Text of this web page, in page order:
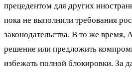
прецедентом для других
пока не выполнили требования
законодательства. В то же время,
решение или предложить
избежать полной блокировки. За